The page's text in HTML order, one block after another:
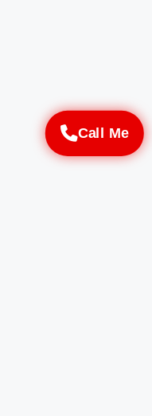
Call Me